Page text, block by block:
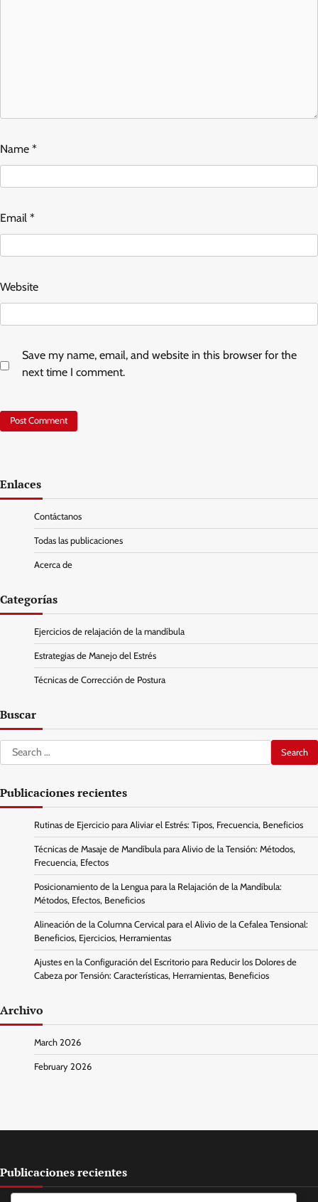
Name *
Email *
Website
Save my name, email, and website in this browser for the
next time I comment.
Enlaces
Contáctanos
Todas las publicaciones
Acerca de
Categorías
Ejercicios de relajación de la mandíbula
Estrategias de Manejo del Estrés
Técnicas de Corrección de Postura
Buscar
Search
for:
Publicaciones recientes
Rutinas de Ejercicio para Aliviar el Estrés: Tipos, Frecuencia, Beneficios
Técnicas de Masaje de Mandíbula para Alivio de la Tensión: Métodos,
Frecuencia, Efectos
Posicionamiento de la Lengua para la Relajación de la Mandíbula:
Métodos, Efectos, Beneficios
Alineación de la Columna Cervical para el Alivio de la Cefalea Tensional:
Beneficios, Ejercicios, Herramientas
Ajustes en la Configuración del Escritorio para Reducir los Dolores de
Cabeza por Tensión: Características, Herramientas, Beneficios
Archivo
March 2026
February 2026
Publicaciones recientes